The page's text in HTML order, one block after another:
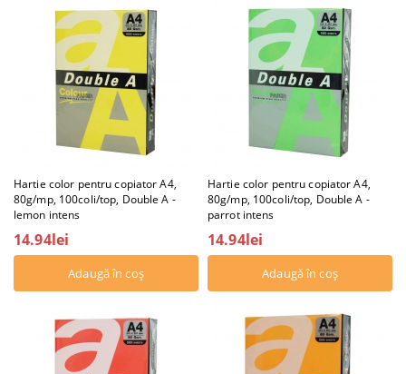
Hartie color pentru copiator A4,
80g/mp, 100coli/top, Double A -
lemon intens
14.94lei
Hartie color pentru copiator A4,
80g/mp, 100coli/top, Double A -
parrot intens
14.94lei